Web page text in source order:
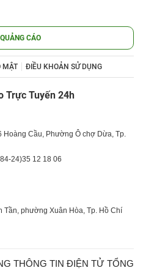
CÁO
MẬT ĐIỀU KHOẢN SỬ DỤNG
Trực Tuyến 24h
Hoàng Cầu, Phường Ô chợ Dừa, Tp.
24)35 12 18 06
Tần, phường Xuân Hòa, Tp. Hồ Chí
THÔNG TIN ĐIỆN TỬ TỔNG